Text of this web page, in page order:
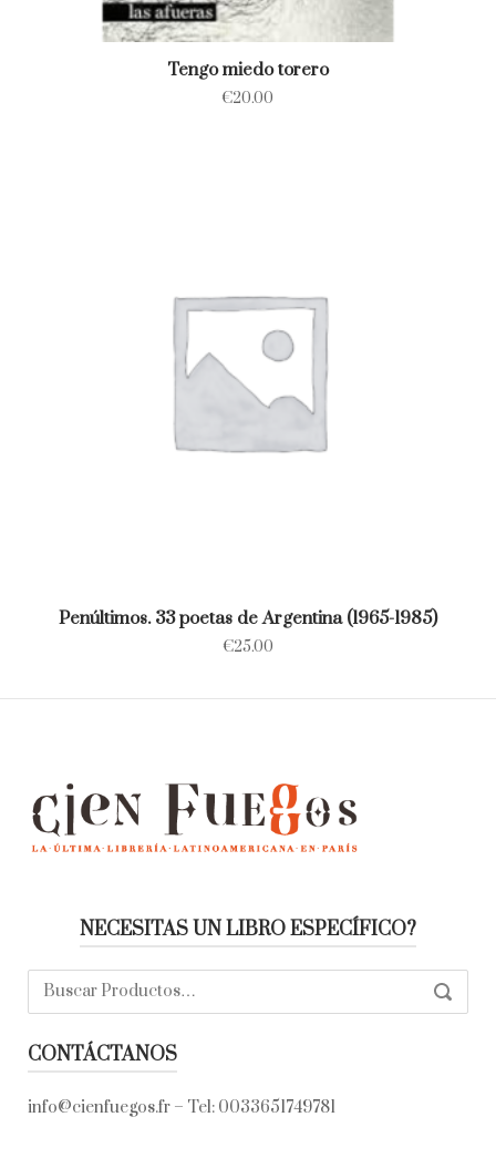
Tengo miedo torero
€20.00
Penúltimos. 33 poetas de Argentina (1965-1985)
€25.00
NECESITAS UN LIBRO ESPECÍFICO?
Buscar:
CONTÁCTANOS
info@cienfuegos.fr – Tel: 0033651749781